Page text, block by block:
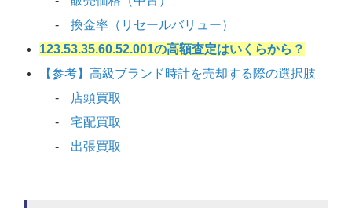
換金率（リセールバリュー）
123.53.35.60.52.001の高額査定はいくらから？
【参考】高級ブランド時計を売却する際の選択肢
店頭買取
宅配買取
出張買取